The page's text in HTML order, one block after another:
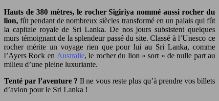
Hauts de 380 mètres, le rocher Sigiriya nommé aussi rocher du
lion, fût pendant de nombreux siècles transformé en un palais qui fût
la capitale royale de Sri Lanka. De nos jours subsistent quelques
murs témoignant de la splendeur passé du site. Classé à l’Unesco ce
rocher mérite un voyage rien que pour lui au Sri Lanka, comme
l’Ayers Rock en Australie, le rocher du lion « sort » de nulle part au
milieu d’une pleine luxuriante.
Tenté par l’aventure ?Il ne vous reste plus qu’à prendre vos billets
d’avion pour le Sri Lanka !